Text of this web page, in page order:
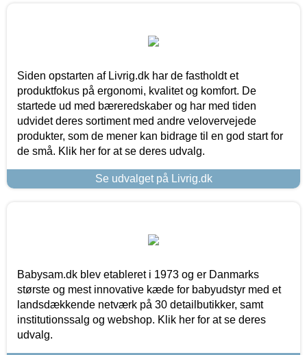
Siden opstarten af Livrig.dk har de fastholdt et
produktfokus på ergonomi, kvalitet og komfort. De
startede ud med bæreredskaber og har med tiden
udvidet deres sortiment med andre velovervejede
produkter, som de mener kan bidrage til en god start for
de små. Klik her for at se deres udvalg.
Se udvalget på Livrig.dk
Babysam.dk blev etableret i 1973 og er Danmarks
største og mest innovative kæde for babyudstyr med et
landsdækkende netværk på 30 detailbutikker, samt
institutionssalg og webshop. Klik her for at se deres
udvalg.